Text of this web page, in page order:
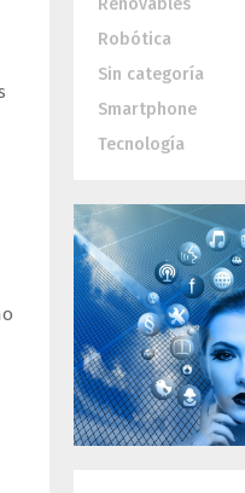
Robótica
Sin categoría
Smartphone
Tecnología